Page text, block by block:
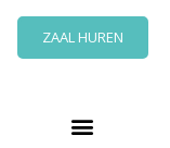
ZAAL HUREN